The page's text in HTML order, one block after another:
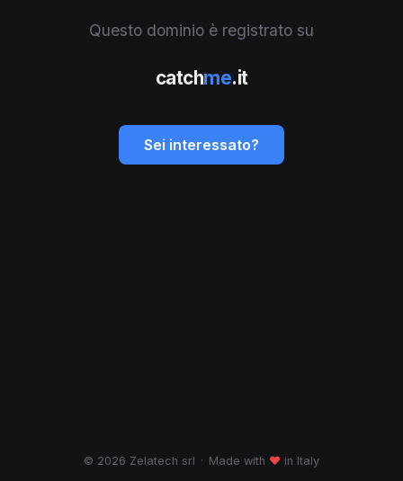
Questo dominio è registrato su
catchme.it
Sei interessato?
© 2026 Zelatech srl · Made with ♥ in Italy